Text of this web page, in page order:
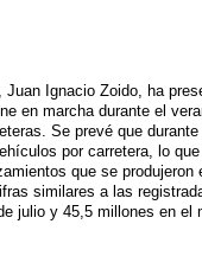
Juan Ignacio Zoido, ha
en marcha durante el
Se prevé que
por carretera, lo
que se
similares a las
julio y 45,5 millones en el